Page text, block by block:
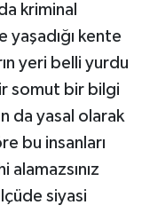
kriminal
yaşadığı kente
yeri belli yurdu
somut bir bilgi
da yasal olarak
bu insanları
alamazsınız
siyasi